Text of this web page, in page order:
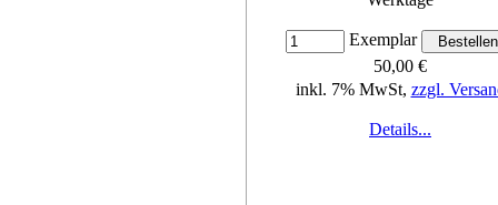
Exemplar
50,00 €
inkl. 7% MwSt, zzgl.
Details...